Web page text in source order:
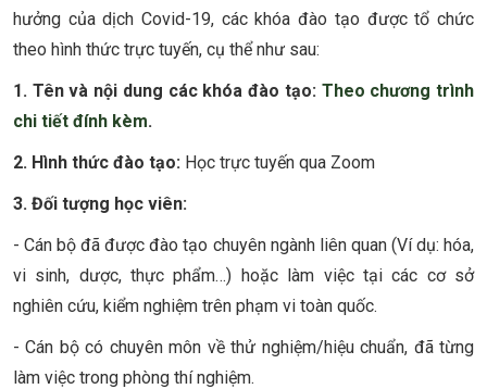
hưởng của dịch Covid-19, các khóa đào tạo được tổ chức
theo hình thức trực tuyến, cụ thể như sau:
1. Tên và nội dung các khóa đào tạo: Theo chương trình
chi tiết đính kèm.
2. Hình thức đào tạo: Học trực tuyến qua Zoom
3. Đối tượng học viên:
- Cán bộ đã được đào tạo chuyên ngành liên quan (Ví dụ: hóa,
vi sinh, dược, thực phẩm…) hoặc làm việc tại các cơ sở
nghiên cứu, kiểm nghiệm trên phạm vi toàn quốc.
- Cán bộ có chuyên môn về thử nghiệm/hiệu chuẩn, đã từng
làm việc trong phòng thí nghiệm.